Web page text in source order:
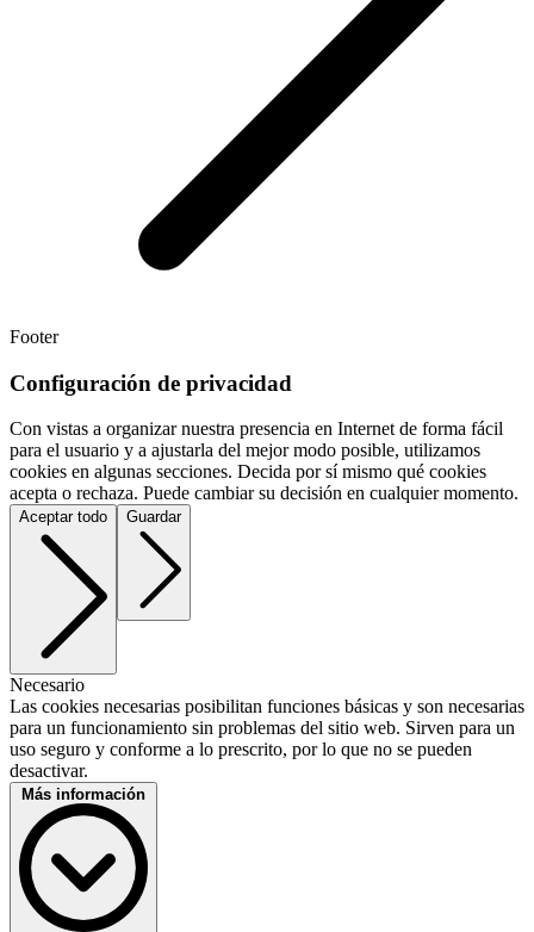
Footer
Configuración de privacidad
Con vistas a organizar nuestra presencia en Internet de forma fácil
para el usuario y a ajustarla del mejor modo posible, utilizamos
cookies en algunas secciones. Decida por sí mismo qué cookies
acepta o rechaza. Puede cambiar su decisión en cualquier momento.
Aceptar todo Guardar
Necesario
Las cookies necesarias posibilitan funciones básicas y son necesarias
para un funcionamiento sin problemas del sitio web. Sirven para un
uso seguro y conforme a lo prescrito, por lo que no se pueden
desactivar.